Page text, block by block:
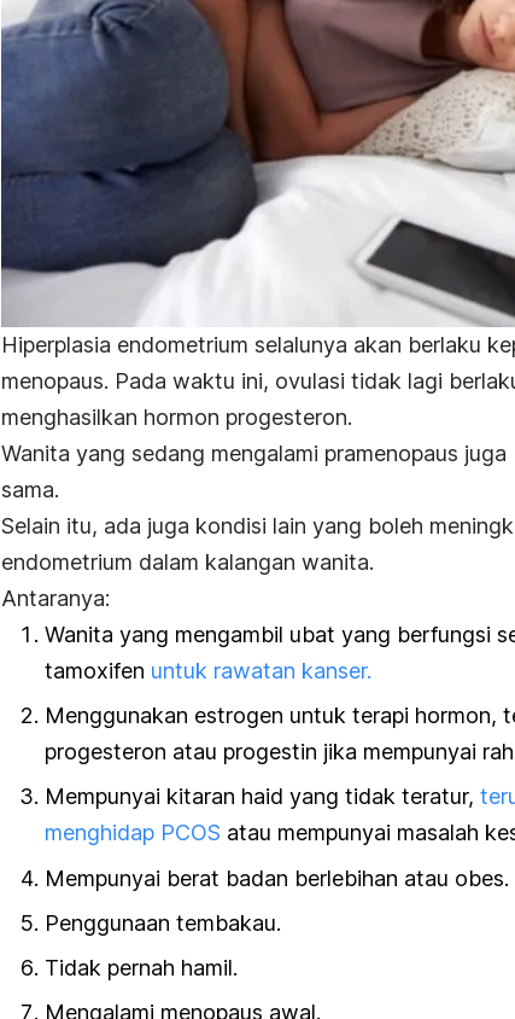
Hiperplasia endometrium selalunya akan berlaku
menopaus. Pada waktu ini, ovulasi tidak lagi
menghasilkan hormon progesteron.
Wanita yang sedang mengalami pramenopaus
sama.
Selain itu, ada juga kondisi lain yang boleh
endometrium dalam kalangan wanita.
Antaranya:
Wanita yang mengambil ubat yang berfungsi
tamoxifen untuk rawatan kanser.
Menggunakan estrogen untuk terapi hormon,
progesteron atau progestin jika mempunyai
Mempunyai kitaran haid yang tidak teratur,
menghidap PCOS atau mempunyai masalah
Mempunyai berat badan berlebihan atau obes.
Penggunaan tembakau.
Tidak pernah hamil.
Mengalami menopaus awal.